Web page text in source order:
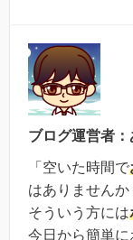
ブログ運営者：
「空いた時間で
はありませんか
そういう方には
今日から簡単